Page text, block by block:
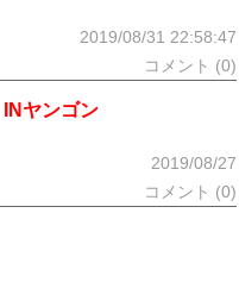
2019/08/31 22:58:47
コメント (0)
ヤンゴン
2019/08/27
コメント (0)